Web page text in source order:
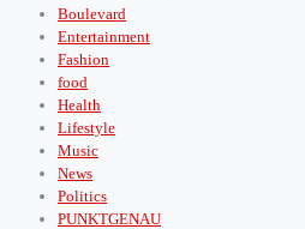
Boulevard
Entertainment
Fashion
food
Health
Lifestyle
Music
News
Politics
PUNKTGENAU